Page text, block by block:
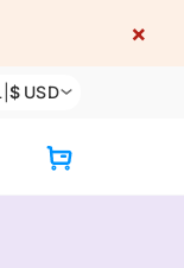
×
|$ USD